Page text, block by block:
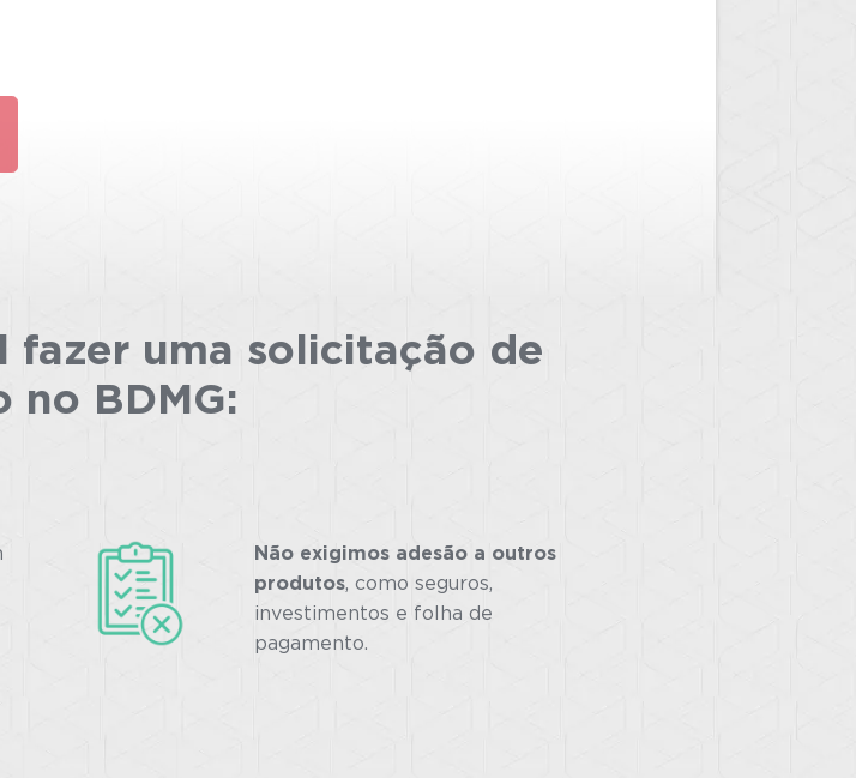
fazer uma solicitação de
no BDMG:
Não exigimos adesão a outros
produtos, como seguros,
investimentos e folha de
pagamento.